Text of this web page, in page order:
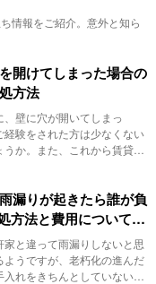
情報をご紹介。意外と知ら
開けてしまった場合の
方法
、壁に穴が開いてしまっ
験をされた方は少なくない
か。また、これから賃貸物
漏りが起きたら誰が負
方法と費用についてお
家と違って雨漏りしないと思
ようですが、老朽化の進んだ
れをきちんとしていない所